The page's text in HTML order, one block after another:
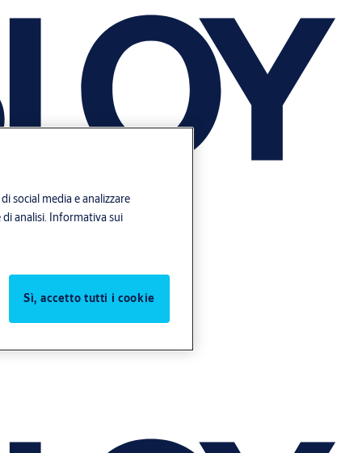
social media e analizzare
analisi. Informativa sui
Sì, accetto tutti i cookie